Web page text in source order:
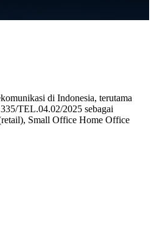
di Indonesia, terutama
TEL.04.02/2025 sebagai
Small Office Home Office